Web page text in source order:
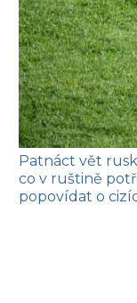
Patnáct vět
co v ruštině
popovídat o